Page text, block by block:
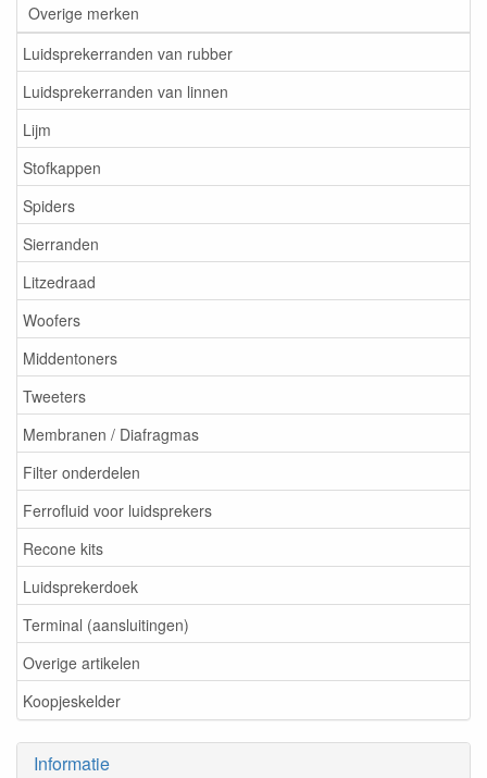
Overige merken
Luidsprekerranden van rubber
Luidsprekerranden van linnen
Lijm
Stofkappen
Spiders
Sierranden
Litzedraad
Woofers
Middentoners
Tweeters
Membranen / Diafragmas
Filter onderdelen
Ferrofluid voor luidsprekers
Recone kits
Luidsprekerdoek
Terminal (aansluitingen)
Overige artikelen
Koopjeskelder
Informatie